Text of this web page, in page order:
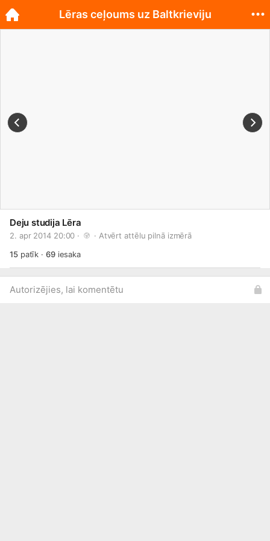
Deju studija Lēra
2. apr 2014 20:00 · · Atvērt attēlu pilnā izmērā
15patīk · 69iesaka
Autorizējies, lai komentētu
Lēras ceļoums uz Baltkrieviju